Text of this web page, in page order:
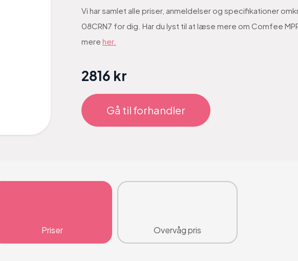
Vi har samlet alle priser, anmeldelser og specifikationer
08CRN7 for dig. Har du lyst til at læse mere om Comfee
mere her.
2816 kr
Gå til forhandler
Priser Overvåg pris